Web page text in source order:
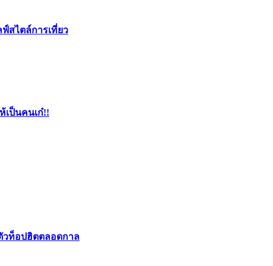
ฟ์สไตล์การเที่ยว
เป็นคนเก๋!!
วท็อปฮิตตลอดกาล